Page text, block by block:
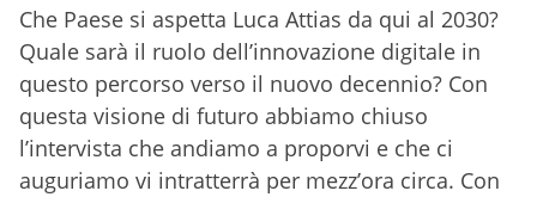
Che Paese si aspetta Luca Attias da qui al 2030?
Quale sarà il ruolo dell’innovazione digitale in
questo percorso verso il nuovo decennio? Con
questa visione di futuro abbiamo chiuso
l’intervista che andiamo a proporvi e che ci
auguriamo vi intratterrà per mezz’ora circa. Con